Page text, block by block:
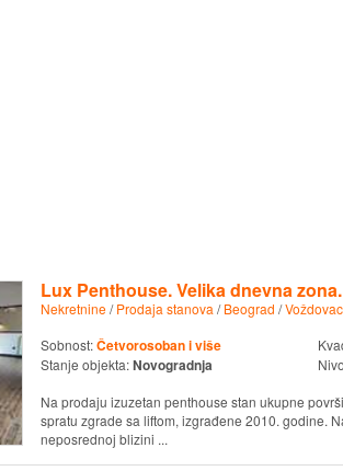
Lux Penthouse. Velika dnevna
Nekretnine/Prodaja stanova /Beograd /Voždovac
Sobnost:Četvorosoban i više
Stanje objekta:Novogradnja
Na prodaju izuzetan penthouse stan ukupne
spratu zgrade sa liftom, izgrađene 2010. godine.
neposrednoj blizini ...